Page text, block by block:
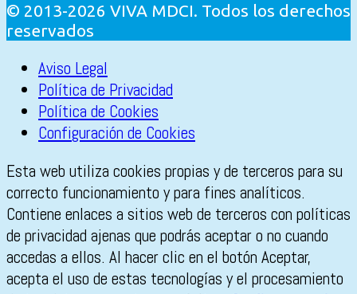
© 2013-2026 VIVA MDCI. Todos los derechos
reservados
Aviso Legal
Política de Privacidad
Política de Cookies
Configuración de Cookies
Esta web utiliza cookies propias y de terceros para su
correcto funcionamiento y para fines analíticos.
Contiene enlaces a sitios web de terceros con políticas
de privacidad ajenas que podrás aceptar o no cuando
accedas a ellos. Al hacer clic en el botón Aceptar,
acepta el uso de estas tecnologías y el procesamiento